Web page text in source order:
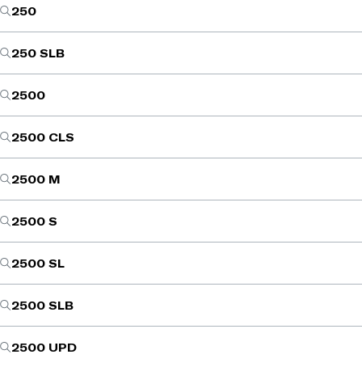
250
250 SLB
2500
2500 CLS
2500 M
2500 S
2500 SL
2500 SLB
2500 UPD